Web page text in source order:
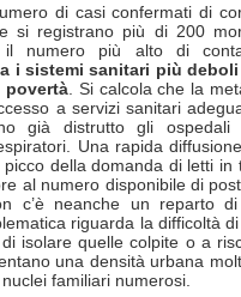
di casi confermati di
si registrano più di 200
il numero più alto di
i sistemi sanitari più
. Si calcola che la
a servizi sanitari
già distrutto gli ospedali
Una rapida
della domanda di letti in
al numero disponibile di
c’è neanche un reparto di
riguarda la difficoltà
isolare quelle colpite o a
una densità urbana
familiari numerosi.